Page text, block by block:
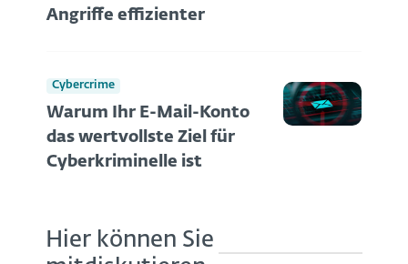
Angriffe effizienter
Cybercrime
Warum Ihr E-Mail-Konto
das wertvollste Ziel für
Cyberkriminelle ist
Hier können Sie